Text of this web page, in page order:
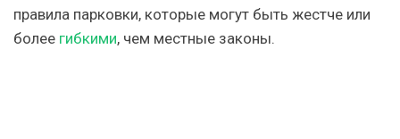
правила парковки, которые могут быть жестче или
более гибкими, чем местные законы.